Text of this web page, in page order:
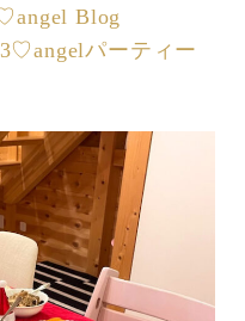
ー Blog
リー
3♡angelパーティー